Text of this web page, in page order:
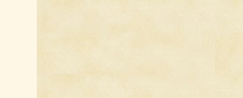
静岡県御
ン」のお